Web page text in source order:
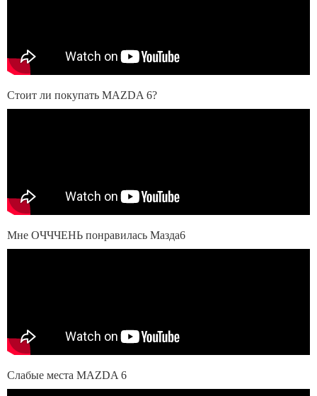
Стоит ли покупать MAZDA 6?
Мне ОЧЧЧЕНЬ понравилась Мазда6
Слабые места MAZDA 6